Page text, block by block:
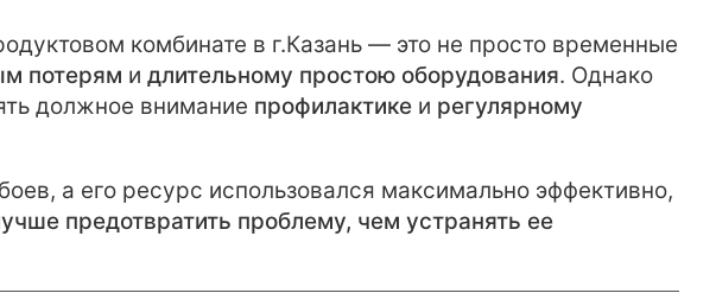
комбинате в г.Казань — это не просто временные
потерям идлительному простою оборудования. Однако
должное внимание профилактике и регулярному
а его ресурс использовался максимально эффективно,
предотвратить проблему, чем устранять ее